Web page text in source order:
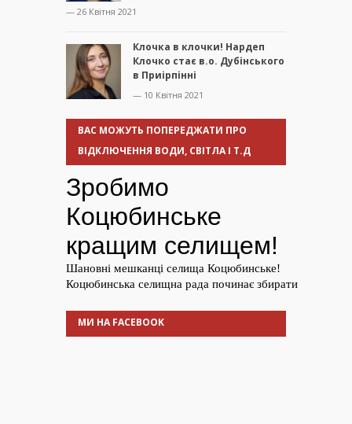
— 26 Квітня 2021
Клочка в клочки! Нардеп
Клочко стає в.о. Дубінського
в Приірпінні
— 10 Квітня 2021
ВАС МОЖУТЬ ПОПЕРЕДЖАТИ ПРО
ВІДКЛЮЧЕННЯ ВОДИ, СВІТЛА І Т.Д
МИ НА FACEBOOK